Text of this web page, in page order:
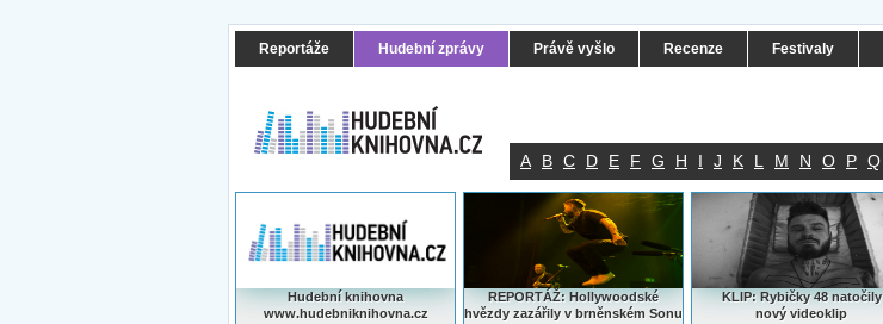
Reportáže Hudební zprávy Právě vyšlo Recenze Festivaly
A B C D E F G H I J K L M N O P Q
Hudební knihovna
www.hudebniknihovna.cz
REPORTÁŽ: Hollywoodské
hvězdy zazářily v brněnském Sonu
KLIP: Rybičky 48 natočily
nový videoklip